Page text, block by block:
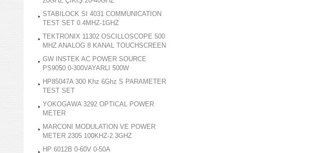
STABILOCK SI 4031 COMMUNICATION
TEST SET 0.4MHZ-1GHZ
TEKTRONIX 11302 OSCILLOSCOPE 500
MHZ ANALOG 8 KANAL TOUCHSCREEN
GW INSTEK AC POWER SOURCE
PS9050 0-300VAYARLI 500W
HP85047A 300 Khz 6Ghz S PARAMETER
TEST SET
YOKOGAWA 3292 OPTICAL POWER
METER
MARCONI MODULATION VE POWER
METER 2305 100KHZ-2.3GHZ
HP 6012B 0-60V 0-50A